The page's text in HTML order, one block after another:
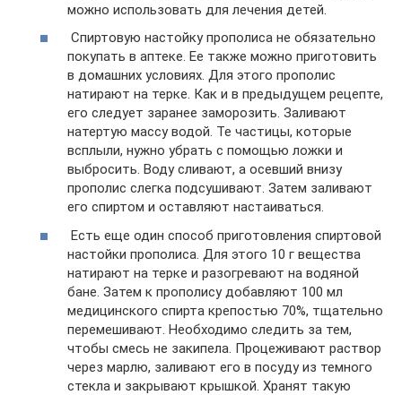
можно использовать для лечения детей.
Спиртовую настойку прополиса не обязательно
покупать в аптеке. Ее также можно приготовить
в домашних условиях. Для этого прополис
натирают на терке. Как и в предыдущем рецепте,
его следует заранее заморозить. Заливают
натертую массу водой. Те частицы, которые
всплыли, нужно убрать с помощью ложки и
выбросить. Воду сливают, а осевший внизу
прополис слегка подсушивают. Затем заливают
его спиртом и оставляют настаиваться.
Есть еще один способ приготовления спиртовой
настойки прополиса. Для этого 10 г вещества
натирают на терке и разогревают на водяной
бане. Затем к прополису добавляют 100 мл
медицинского спирта крепостью 70%, тщательно
перемешивают. Необходимо следить за тем,
чтобы смесь не закипела. Процеживают раствор
через марлю, заливают его в посуду из темного
стекла и закрывают крышкой. Хранят такую